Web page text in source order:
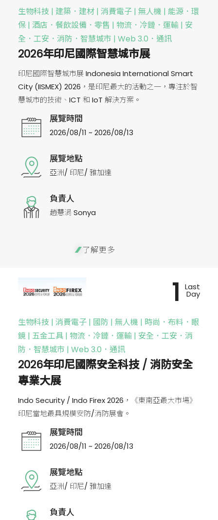
生物科技 | 建築．建材 | 消費電子 | 無人機 | 能源．環
保 | 酒店．餐飲設備．零售 | 物流．冷鏈．運輸 | 安
全．工安．消防．智慧城市 | Web 3.0．通訊
2026年印尼國際智慧城市展
印尼國際智慧城市展 Indonesia International Smart
City (IISMEX) 2026，是印尼最大的活動之一，專注於智
慧城市的技術、ICT 和 IoT 解決方案。
展覽時間
2026/08/11 ~ 2026/08/13
展覽地點
亞洲/ 印尼/ 雅加達
負責人
趙慧涓 Sonya
了解更多
生物科技 | 消費電子 | 國防 | 無人機 | 時尚．布料．眼
鏡 | 五金工具 | 物流．冷鏈．運輸 | 安全．工安．消
防．智慧城市 | Web 3.0．通訊
2026年印尼國際安全科技 / 消防安全
專業大展
Indo Security / Indo Firex 2026，《東南亞最大市場》
印尼當地最具規模安防/消防展會。
展覽時間
2026/08/11 ~ 2026/08/13
展覽地點
亞洲/ 印尼/ 雅加達
負責人
1 Last
Day